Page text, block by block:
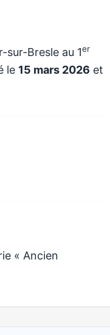
sur-Bresle au 1er
le 15 mars 2026 et
« Ancien